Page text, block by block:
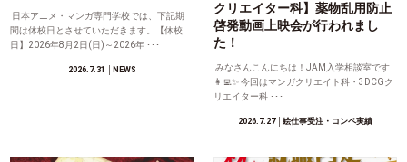
日本アニメ・マンガ専門学校では、下記期
間は休校日とさせていただきます。【休校
日】2026年8月2日(日)～2026年 ･･･
2026.7.31 │NEWS
クリエイター科】薬物乱用防止
啓発動画上映会が行われまし
た！
みなさんこんにちは！JAM入学相談室です
👩‍💻✨ 今回はマンガクリエイト科・3DCGク
リエイター科 ･･･
2026.7.27│絵仕事受注・コンペ実績